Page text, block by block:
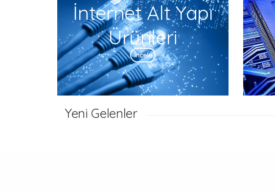
İnternet Alt Yapı
Ürünleri
İncele
Yeni Gelenler